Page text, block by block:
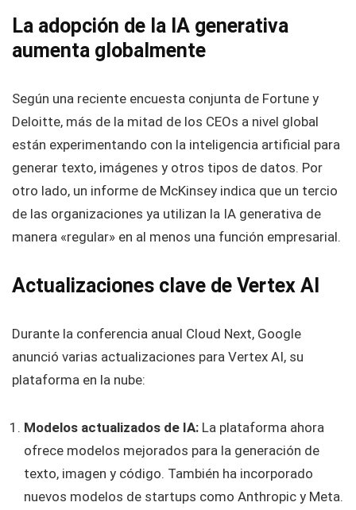
La adopción de la IA generativa
aumenta globalmente
Según una reciente encuesta conjunta de Fortune y
Deloitte, más de la mitad de los CEOs a nivel global
están experimentando con la inteligencia artificial para
generar texto, imágenes y otros tipos de datos. Por
otro lado, un informe de McKinsey indica que un tercio
de las organizaciones ya utilizan la IA generativa de
manera «regular» en al menos una función empresarial.
Actualizaciones clave de Vertex AI
Durante la conferencia anual Cloud Next, Google
anunció varias actualizaciones para Vertex AI, su
plataforma en la nube:
Modelos actualizados de IA: La plataforma ahora
ofrece modelos mejorados para la generación de
texto, imagen y código. También ha incorporado
nuevos modelos de startups como Anthropic y Meta.